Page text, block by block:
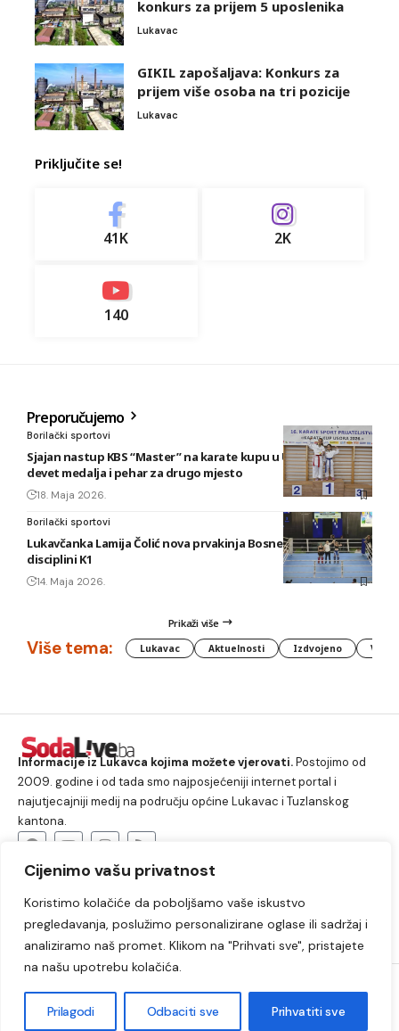
Cijenimo vašu privatnost
Koristimo kolačiće da poboljšamo vaše iskustvo
pregledavanja, poslužimo personalizirane oglase ili sadržaj i
analiziramo naš promet. Klikom na "Prihvati sve", pristajete
na našu upotrebu kolačića.
Prilagodi Odbaciti sve Prihvatiti sve
konkurs za prijem 5 uposlenika
Lukavac
GIKIL zapošaljava: Konkurs za
prijem više osoba na tri pozicije
Lukavac
Priključite se!
41K 2K
140
Preporučujemo
Borilački sportovi
Sjajan nastup KBS “Master” na karate kupu u Usori: Osvojeno
devet medalja i pehar za drugo mjesto
18. Maja 2026.
Borilački sportovi
Lukavčanka Lamija Čolić nova prvakinja Bosne i Hercegovine u
disciplini K1
14. Maja 2026.
Prikaži više
Više tema: Lukavac Aktuelnosti Izdvojeno
Informacije iz Lukavca kojima možete vjerovati.Postojimo od
2009. godine i od tada smo najposjećeniji internet portal i
najutjecajniji medij na području općine Lukavac i Tuzlanskog
kantona.
Lukavac Društvo Crna hronika
Sport
Kultura
Kolumne Slobodno vrijeme